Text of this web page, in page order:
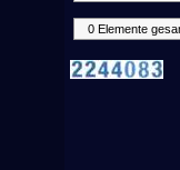
0 Elemente